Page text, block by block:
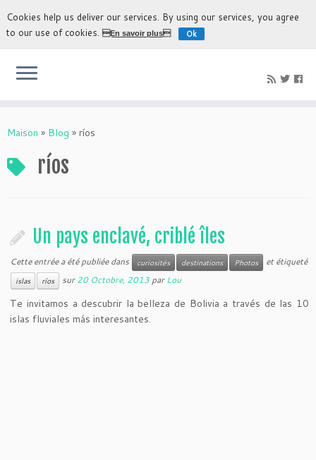
L'expérience la plus authentique de découvrir la Bolivie
Maison » Blog » ríos
ríos
Un pays enclavé, criblé îles
Cette entrée a été publiée dans curiosités destinations Photos et étiqueté
islas ríos sur20 Octobre, 2013 parLou
Te invitamos a descubrir la belleza de Bolivia a través de las 10
islas fluviales más interesantes.
Cookies help us deliver our services. By using our services, you agree
to our use of cookies.En savoir plus Ok